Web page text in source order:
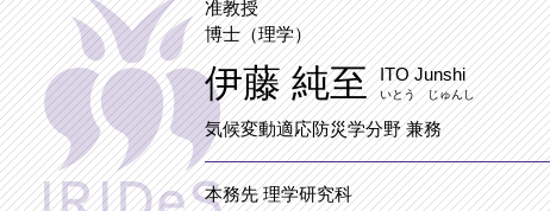
准教授
博士（理学）
伊藤 純至 ITO Junshi
いとう じゅんし
気候変動適応防災学分野 兼務
本務先 理学研究科